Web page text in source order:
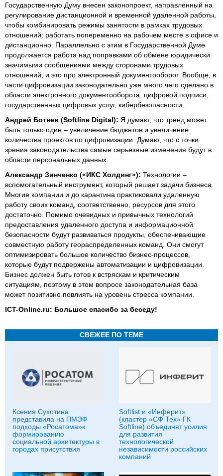
Государственную Думу внесен законопроект, направленный на
регулирование дистанционной и временной удаленной работы,
чтобы комбинировать режимы занятости в рамках трудовых
отношений: работать попеременно на рабочем месте в офисе и
дистанционно. Параллельно с этим в Государственной Думе
продолжается работа над поправками об обмене юридически
значимыми сообщениями между сторонами трудовых
отношений, и это про электронный документооборот. Вообще, в
части цифровизации законодательно уже много чего сделано в
области электронного документооборота, цифровой подписи,
государственных цифровых услуг, кибербезопасности.
Андрей Ботнев (Softline Digital): Я думаю, что тренд может
быть только один – увеличение бюджетов и увеличение
количества проектов по цифровизации. Думаю, что с точки
зрения законодательства самые серьезные изменения будут в
области персональных данных.
Александр Зинченко («ИКС Холдинг»): Технологии –
вспомогательный инструмент, который решает задачи бизнеса.
Многие компании и до карантина практиковали удаленную
работу своих команд, соответственно, ресурсов для этого
достаточно. Помимо очевидных и привычных технологий
предоставления удаленного доступа и информационной
безопасности будут развиваться продукты, обеспечивающие
совместную работу геораспределенных команд. Они смогут
оптимизировать большое количество бизнес-процессов,
которые будут подвержены автоматизации и цифровизации.
Бизнес должен быть готов к встряскам и критическим
ситуациям, поэтому в этом вопросе законодательная база
может позитивно повлиять на уровень стресса компании.
ICT-Online.ru: Большое спасибо за беседу!
СВЕЖЕЕ ПО ТЕМЕ
Ксения Сухотина
представила на ПМЭФ
подходы «Росатома»к
формированию
социальной архитектуры в
городах присутствия
Softlist и «Инферит»
(кластер «СФ Тех» ГК
Softline) объединят усилия
для развития
технологической
независимости российских
компаний